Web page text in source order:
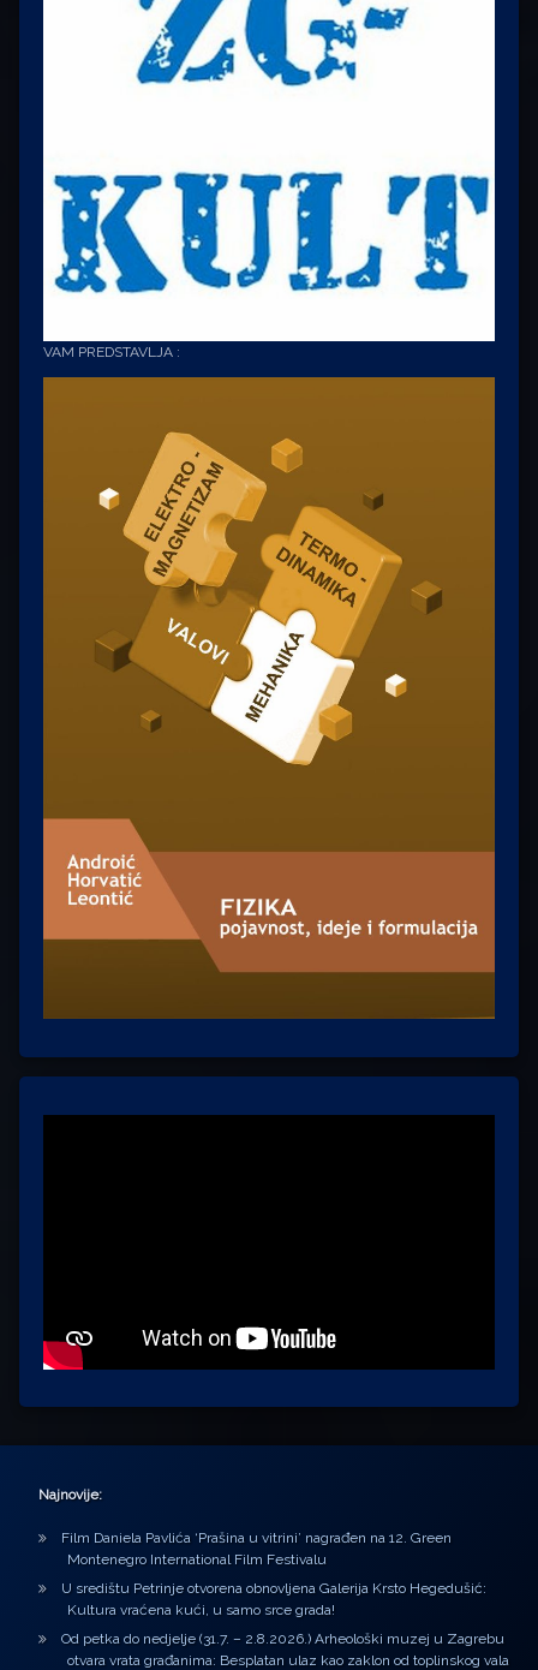
VAM PREDSTAVLJA :
Najnovije:
Film Daniela Pavlića ‘Prašina u vitrini’ nagrađen na 12. Green
Montenegro International Film Festivalu
U središtu Petrinje otvorena obnovljena Galerija Krsto Hegedušić:
Kultura vraćena kući, u samo srce grada!
Od petka do nedjelje (31.7. – 2.8.2026.) Arheološki muzej u Zagrebu
otvara vrata građanima: Besplatan ulaz kao zaklon od toplinskog vala